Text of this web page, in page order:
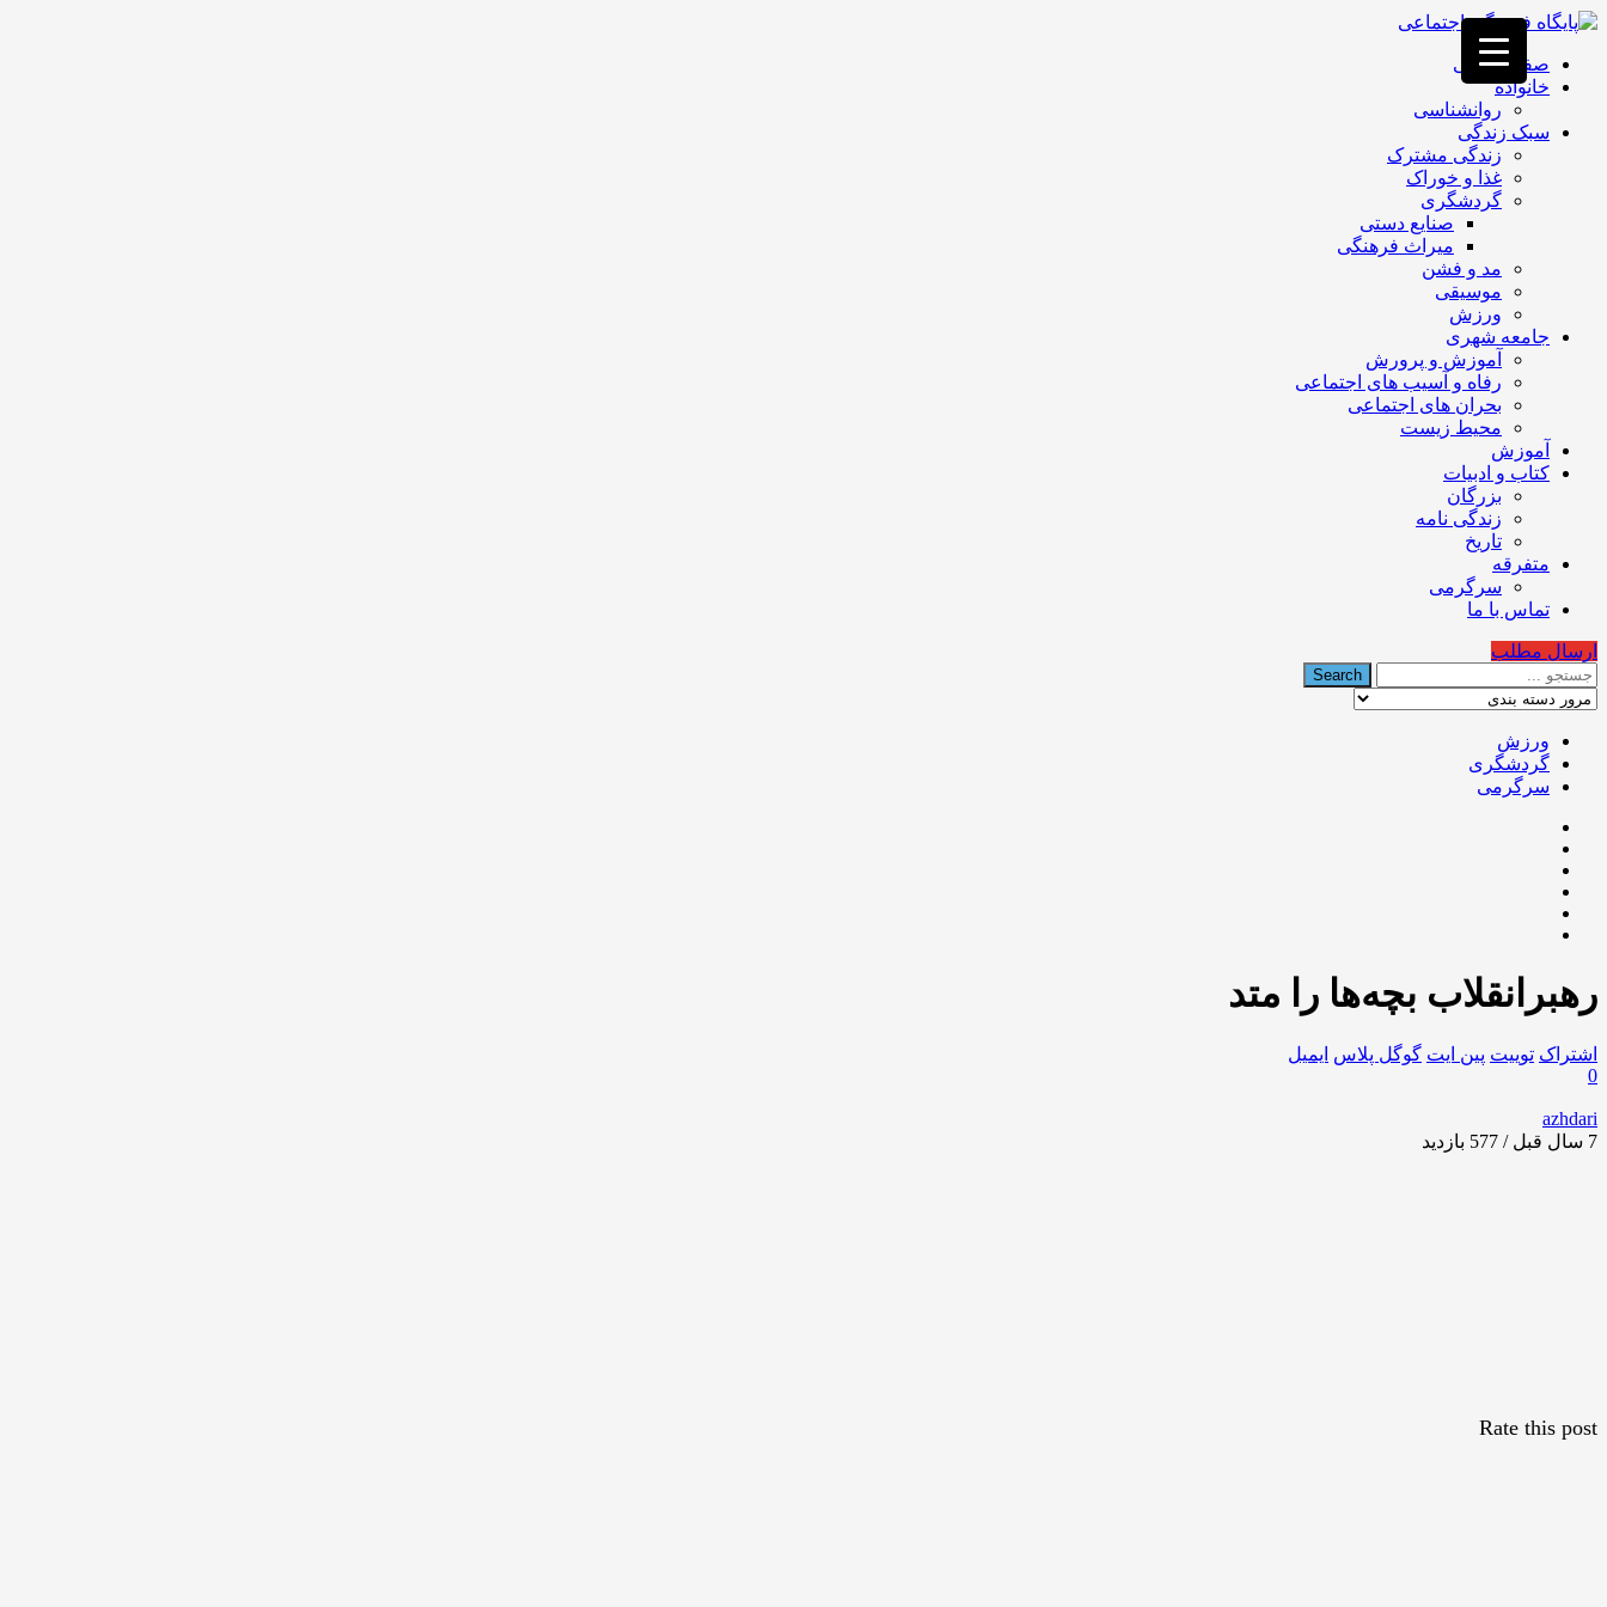
فصد
غرب
تهران
خشکشویی
تصفیه
تهران
صفحه اصلی
خانواده
روانشناسی
سبک زندگی
زندگی مشترک
غذا و خوراک
گردشگری
صنایع دستی
میراث فرهنگی
مد و فشن
موسیقی
ورزش
جامعه شهری
آموزش و پرورش
رفاه و آسیب های اجتماعی
بحران های اجتماعی
محیط زیست
آموزش
کتاب و ادبیات
بزرگان
زندگی نامه
تاریخ
متفرقه
سرگرمی
تماس با ما
ارسال مطلب
ورزش
گردشگری
سرگرمی
رهبرانقلاب بچه‌ها را متد
اشتراک توییت پین ایت گوگل‌ پلاس ایمیل
0
azhdari
7 سال قبل / 577
بازدید
Rate this post